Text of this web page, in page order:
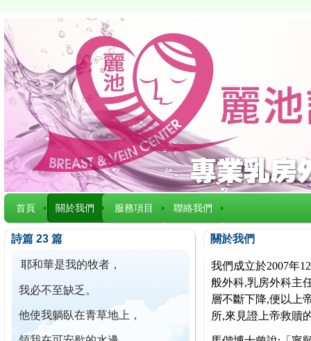
首頁 關於我們 服務項目 聯絡我們
詩篇 23 篇
耶和華是我的牧者，
我必不至缺乏。
他使我躺臥在青草地上，
關於我們
我們成立於2007年
般外科,乳房外科主
層不斷下降,便以上
所,來見證上帝救贖